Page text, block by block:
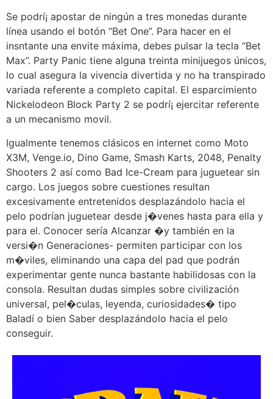
Se podrí¡ apostar de ningún a tres monedas durante
línea usando el botón “Bet One”. Para hacer en el
insntante una envite máxima, debes pulsar la tecla “Bet
Max”. Party Panic tiene alguna treinta minijuegos únicos,
lo cual asegura la vivencia divertida y no ha transpirado
variada referente a completo capital. El esparcimiento
Nickelodeon Block Party 2 se podrí¡ ejercitar referente
a un mecanismo movil.
Igualmente tenemos clásicos en internet como Moto
X3M, Venge.io, Dino Game, Smash Karts, 2048, Penalty
Shooters 2 así­ como Bad Ice-Cream para juguetear sin
cargo. Los juegos sobre cuestiones resultan
excesivamente entretenidos desplazándolo hacia el
pelo podrían juguetear desde j�venes hasta para ella y
para el. Conocer serí­a Alcanzar �y también en la
versi�n Generaciones- permiten participar con los
m�viles, eliminando una capa del pad que podrán
experimentar gente nunca bastante habilidosas con la
consola. Resultan dudas simples sobre civilización
universal, pel�culas, leyenda, curiosidades� tipo
Baladí o bien Saber desplazándolo hacia el pelo
conseguir.